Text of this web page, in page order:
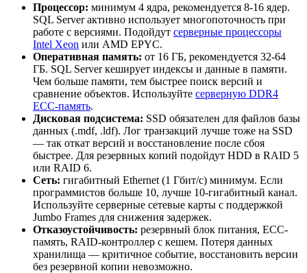
Процессор: минимум 4 ядра, рекомендуется 8-16 ядер.
SQL Server активно использует многопоточность при
работе с версиями. Подойдут серверные процессоры
Intel Xeon или AMD EPYC.
Оперативная память: от 16 ГБ, рекомендуется 32-64
ГБ. SQL Server кеширует индексы и данные в памяти.
Чем больше памяти, тем быстрее поиск версий и
сравнение объектов. Используйте серверную DDR4
ECC-память.
Дисковая подсистема: SSD обязателен для файлов базы
данных (.mdf, .ldf). Лог транзакций лучше тоже на SSD
— так откат версий и восстановление после сбоя
быстрее. Для резервных копий подойдут HDD в RAID 5
или RAID 6.
Сеть: гигабитный Ethernet (1 Гбит/с) минимум. Если
программистов больше 10, лучше 10-гигабитный канал.
Используйте серверные сетевые карты с поддержкой
Jumbo Frames для снижения задержек.
Отказоустойчивость: резервный блок питания, ECC-
память, RAID-контроллер с кешем. Потеря данных
хранилища — критичное событие, восстановить версии
без резервной копии невозможно.